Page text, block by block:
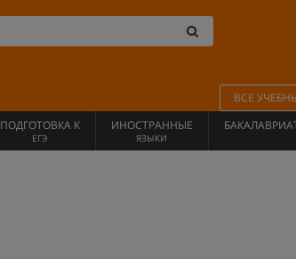
ВСЕ
ПОДГОТОВКА К
ЕГЭ
ИНОСТРАННЫЕ
ЯЗЫКИ